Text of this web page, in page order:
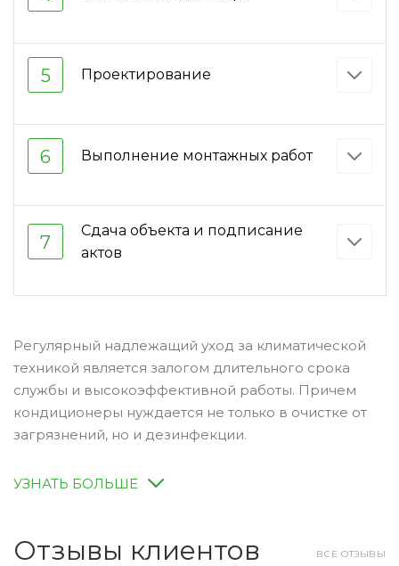
5 Проектирование
6 Выполнение монтажных работ
7
Сдача объекта и подписание
актов
Регулярный надлежащий уход за климатической
техникой является залогом длительного срока
службы и высокоэффективной работы. Причем
кондиционеры нуждается не только в очистке от
загрязнений, но и дезинфекции.
УЗНАТЬ БОЛЬШЕ
ВСЕ ОТЗЫВЫ
Отзывы клиентов